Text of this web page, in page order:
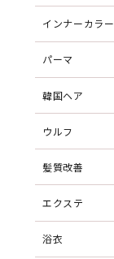
インナーカラー
パーマ
韓国ヘア
ウルフ
髪質改善
エクステ
浴衣